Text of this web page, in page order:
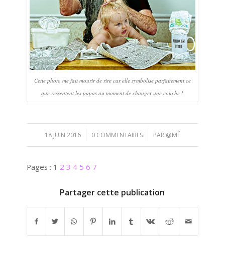
Cette photo me fait mourir de rire car elle symbolise parfaitement ce
que ressentent les papas au moment de changer une couche !
18 JUIN 2016
/ 0 COMMENTAIRES
/ PAR @MÉ
Pages : 1 2 3 4 5 6 7
Partager cette publication